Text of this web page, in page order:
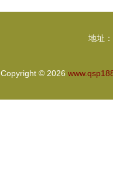
地址
Copyright © 2026